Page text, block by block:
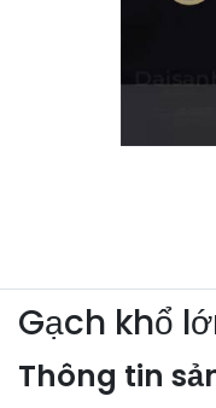
Gạch khổ
Thông tin